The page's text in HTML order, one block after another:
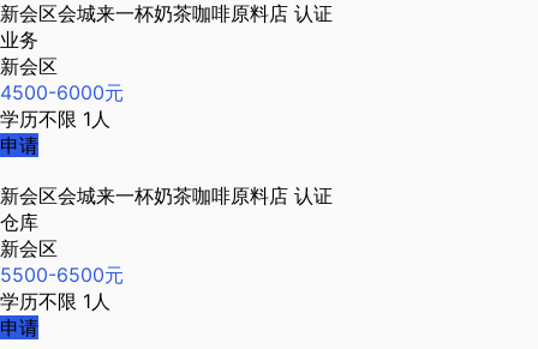
新会区会城来一杯奶茶咖啡原料店 认证
业务
新会区
4500-6000元
学历不限 1人
申请
新会区会城来一杯奶茶咖啡原料店 认证
仓库
新会区
5500-6500元
学历不限 1人
申请